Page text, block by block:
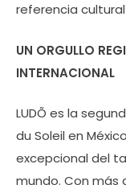
referencia
UN ORGULLO
INTERNACIONAL
LUDÕ es la
du Soleil en
excepcional del
mundo. Con más